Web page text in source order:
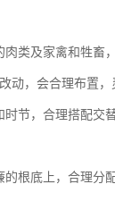
类及家禽和牲畜
，会合理布置，
节，合理搭配交
根底上，合理分